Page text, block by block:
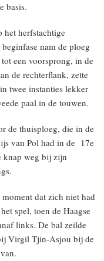
basis.
het herfstachtige
nam de ploeg
een voorsprong, in de
de rechterflank, zette
twee instanties lekker
paal in de touwen.
de thuisploeg, die in de
van Pol had in de 17e
knap weg bij zijn
dat zich niet had
spel, toen de Haagse
links. De bal zeilde
Virgil Tjin-Asjou bij de